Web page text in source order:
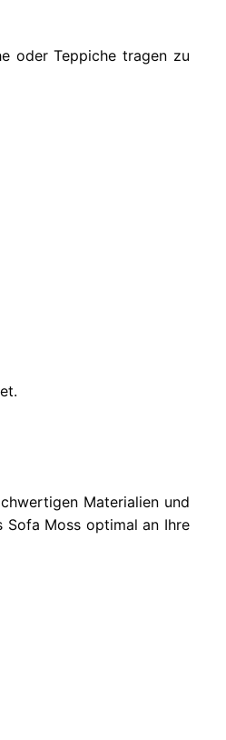
oder Teppiche tragen zu
Materialien und
Moss optimal an Ihre